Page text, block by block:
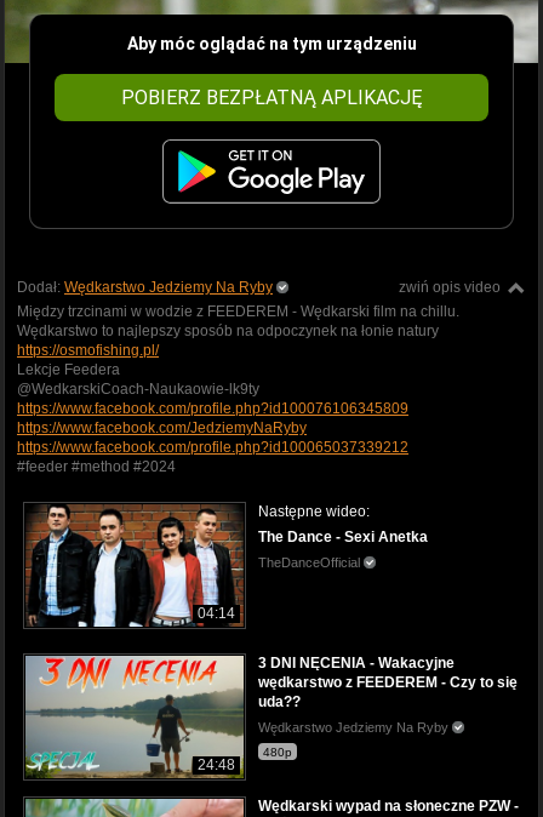
Aby móc oglądać na tym urządzeniu
POBIERZ BEZPŁATNĄ APLIKACJĘ
zwiń opis video
Dodał: Wędkarstwo Jedziemy Na Ryby
Między trzcinami w wodzie z FEEDEREM - Wędkarski film na chillu.
Wędkarstwo to najlepszy sposób na odpoczynek na łonie natury
https://osmofishing.pl/
Lekcje Feedera
@WedkarskiCoach-Naukaowie-lk9ty
https://www.facebook.com/profile.php?id100076106345809
https://www.facebook.com/JedziemyNaRyby
https://www.facebook.com/profile.php?id100065037339212
#feeder #method #2024
04:14
Następne wideo:
The Dance - Sexi Anetka
TheDanceOfficial
24:48
3 DNI NĘCENIA - Wakacyjne
wędkarstwo z FEEDEREM - Czy to się
uda??
Wędkarstwo Jedziemy Na Ryby
480p
Wędkarski wypad na słoneczne PZW -